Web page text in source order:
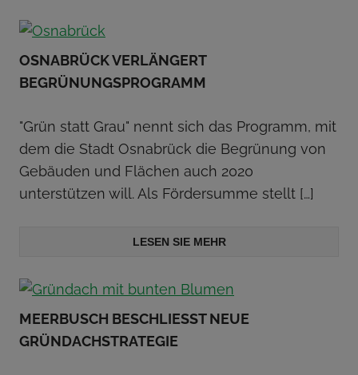
OSNABRÜCK VERLÄNGERT
BEGRÜNUNGSPROGRAMM
"Grün statt Grau" nennt sich das Programm, mit
dem die Stadt Osnabrück die Begrünung von
Gebäuden und Flächen auch 2020
unterstützen will. Als Fördersumme stellt […]
LESEN SIE MEHR
MEERBUSCH BESCHLIESST NEUE G
RÜNDACHSTRATEGIE